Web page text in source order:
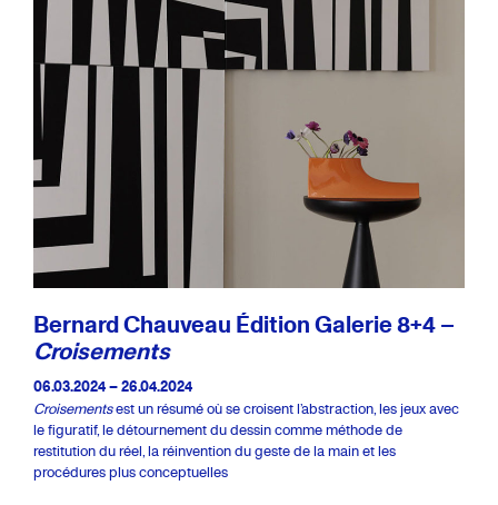
Bernard Chauveau Édition Galerie 8+4 –
Croisements
06.03.2024 – 26.04.2024
Croisementsest un résumé où se croisent l’abstraction, les jeux avec
le figuratif, le détournement du dessin comme méthode de
restitution du réel, la réinvention du geste de la main et les
procédures plus conceptuelles